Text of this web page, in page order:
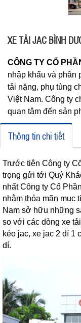
XE TẢI JAC BÌNH
CÔNG TY CỔ
nhập khẩu và phân
tải nặng, phụ tùng
Việt Nam. Công ty
quan tâm đến sản
Thông tin chi tiết
Trước tiên Công ty
trọng gửi tới Quý
nhất Công ty Cổ
nhằm thỏa mãn mục
Nam sở hữu những
so với các dòng xe
kéo jac, xe jac 2 dí 1
dí.